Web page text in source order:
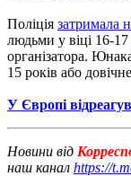
Поліція затримала
людьми у віці 16-17
організатора.
15 років або
У Європі
Новини від
наш канал https://